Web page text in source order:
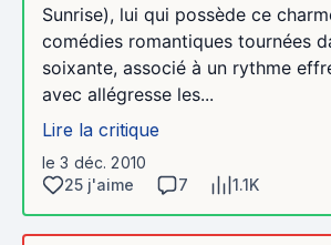
Sunrise), lui qui possède ce
comédies romantiques tournées
soixante, associé à un rythme
avec allégresse les...
Lire la critique
le 3 déc. 2010
25 j'aime
7 1.1K